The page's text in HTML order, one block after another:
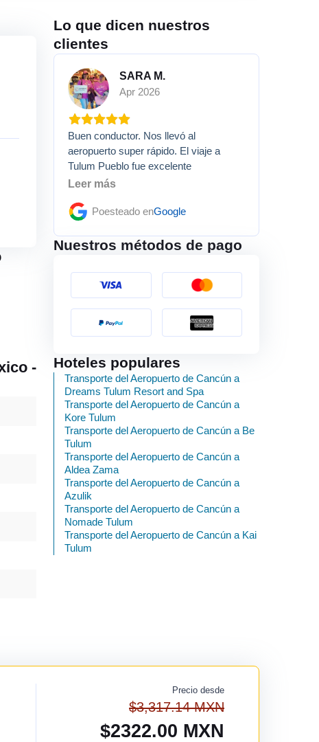
-
Lo que dicen nuestros
clientes
SARA M.
Apr 2026
Buen conductor. Nos llevó al
aeropuerto super rápido. El viaje a
Tulum Pueblo fue excelente
Leer más
Poesteado enGoogle
Nuestros métodos de pago
Hoteles populares
Transporte del Aeropuerto de Cancún a
Dreams Tulum Resort and Spa
Transporte del Aeropuerto de Cancún a
Kore Tulum
Transporte del Aeropuerto de Cancún a Be
Tulum
Transporte del Aeropuerto de Cancún a
Aldea Zama
Transporte del Aeropuerto de Cancún a
Azulik
Transporte del Aeropuerto de Cancún a
Nomade Tulum
Transporte del Aeropuerto de Cancún a Kai
Tulum
Precio desde
$3,317.14 MXN
$2322.00 MXN